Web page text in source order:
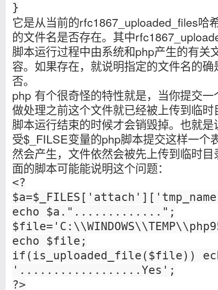
}
它是从当前的rfc1867_uploaded_files哈
的文件名是否存在。其中
脚本运行过程中由系统和php产生的有关
容。如果存在，就说明指定的文件名的
否。
php 有个很奇怪的特性就是，当你提交
做处理之前这个文件就已经被上传到临
脚本运行结束的时候才会销毁掉。也就
受$_FILSE变量的php脚本提交这样一个
然会产生，文件依然会被先上传到临时
面的脚本可能能说明这个问题：
<?
echo $a.".............";
echo $file;
if(is_uploaded_file($file))
'..................Yes';
?>